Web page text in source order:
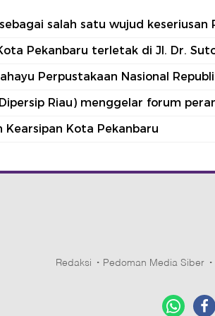
salah satu wujud
Pekanbaru terletak di Jl. Dr.
Perpustakaan Nasional
Riau) menggelar forum
Kearsipan Kota Pekanbaru
Redaksi Pedoman Media Siber